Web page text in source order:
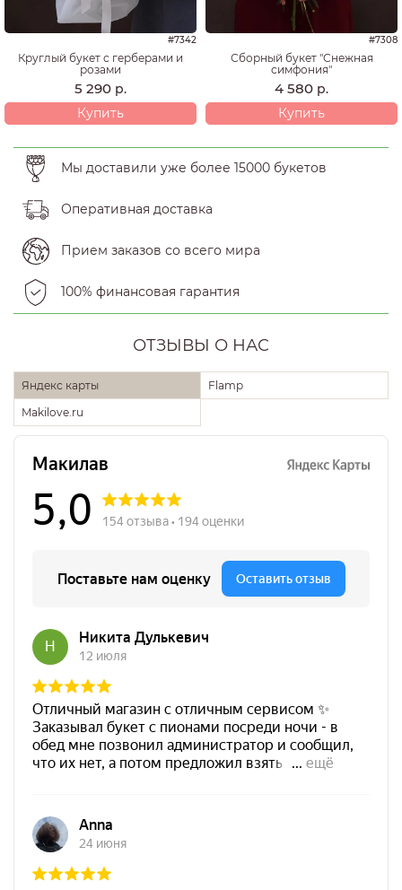
#7342
Круглый букет с герберами и
розами
5 290 р.
Купить
#7308
Сборный букет "Снежная
симфония"
4 580 р.
Купить
Мы доставили уже более 15000 букетов
Оперативная доставка
Прием заказов со всего мира
100% финансовая гарантия
ОТЗЫВЫ О НАС
Яндекс карты
Flamp
Makilove.ru